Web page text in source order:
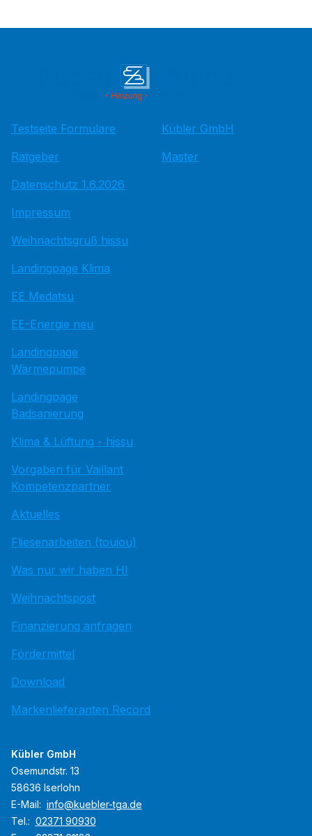
Testseite Formulare
Ratgeber
Datenschutz 1.6.2026
Impressum
Weihnachtsgruß hissu
Landingpage Klima
EE Medatsu
EE-Energie neu
Landingpage
Wärmepumpe
Landingpage
Badsanierung
Klima & Lüftung - hissu
Vorgaben für Vaillant
Kompetenzpartner
Aktuelles
Fliesenarbeiten (toujou)
Was nur wir haben HI
Weihnachtspost
Finanzierung anfragen
Fördermittel
Download
Markenlieferanten Record
Kübler GmbH
Master
Kübler GmbH
Osemundstr. 13
58636 Iserlohn
E-Mail: info@kuebler-tga.de
Tel.: 02371 90930